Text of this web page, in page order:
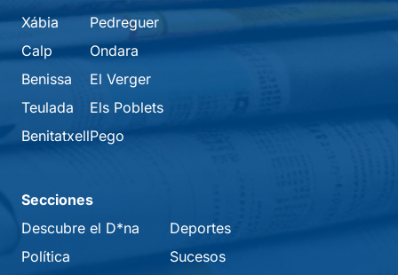
Xábia
Calp
Benissa
Teulada
Benitatxell
Pedreguer
Ondara
El Verger
Els Poblets
Pego
Secciones
Descubre el D*na
Política
Deportes
Sucesos